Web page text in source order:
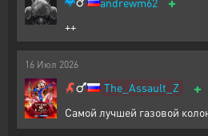
++
16 Июл 2026
The_Assault_Z +
Самой лучшей газовой